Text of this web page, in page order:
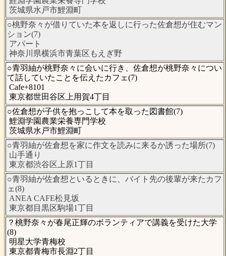
茨城県水戸市鯉淵町
○桃野奈々が借りていた本を返しに行った佐倉想が住むマン
ション(7)
アパート
神奈川県横浜市青葉区もえぎ野
○青羽紬が桃野奈々に会いに行き、佐倉想が桃野奈々につい
て話していたことを伝えたカフェ(7)
Cafe+8101
東京都世田谷区上用賀4丁目
○佐倉想が子供を抱っこして本を取った図書館(7)
鯉淵学園農業栄養専門学校
茨城県水戸市鯉淵町
○青羽紬が佐倉想を家に作文を読みに来るか誘った場所(7)
山手通り
東京都渋谷区上原1丁目
○青羽紬が佐倉想といるときに、バイト先の後輩が来たカフ
ェ(8)
ANEA CAFE松見坂
東京都目黒区駒場1丁目
？桃野奈々が春尾正輝のボランティアで講義を受けた大学
(8)
明星大学青梅校
東京都青梅市長淵2丁目